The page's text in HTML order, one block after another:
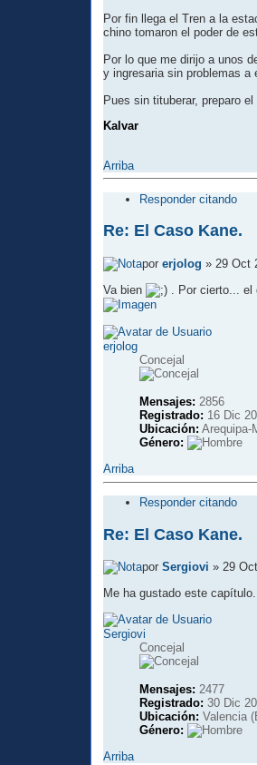
Por fin llega el Tren a la
chino tomaron el poder de
Por lo que me dirijo a unos
y ingresaria sin problemas a
Pues sin tituberar, preparo
Kalvar
Arriba
Responder citando
Re: El Caso Kane.
porerjolog » 29 Oct
Va bien
. Por cierto... el
erjolog
Concejal
Mensajes: 2856
Registrado: 16 Dic
Ubicación: Arequipa-
Género:
Arriba
Responder citando
Re: El Caso Kane.
porSergiovi » 29
Me ha gustado este
Sergiovi
Concejal
Mensajes: 2477
Registrado: 30 Dic
Ubicación: Valencia
Género:
Arriba